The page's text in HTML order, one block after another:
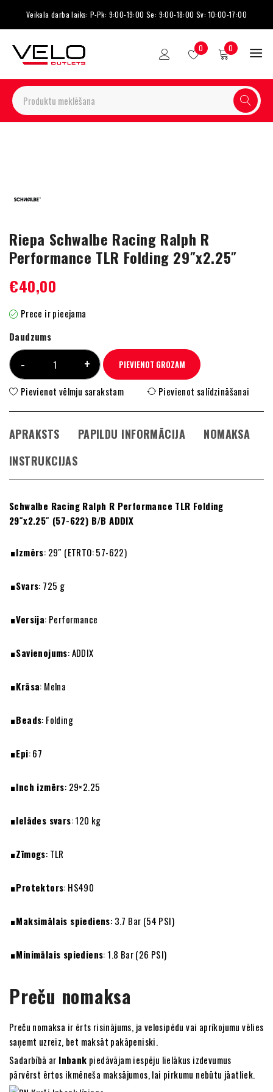
Veikala darba laiks: P-Pk: 9:00-19:00 Se: 9:00-18:00 Sv: 10:00-17:00
0 0
Riepa Schwalbe Racing Ralph R
Performance TLR Folding 29″x2.25″
€40,00
Prece ir pieejama
Daudzums
PIEVIENOT GROZAM
Pievienot vēlmju sarakstam Pievienot salīdzināšanai
APRAKSTS PAPILDU INFORMĀCIJA
NOMAKSA
INSTRUKCIJAS
Schwalbe Racing Ralph R Performance TLR Folding
29″x2.25″ (57-622) B/B ADDIX
Izmērs: 29″ (ETRTO: 57-622)
Svars: 725 g
Versija: Performance
Savienojums: ADDIX
Krāsa: Melna
Beads: Folding
Epi: 67
Inch izmērs: 29×2.25
Ielādes svars: 120 kg
Zīmogs: TLR
Protektors: HS490
Maksimālais spiediens: 3.7 Bar (54 PSI)
Minimālais spiediens: 1.8 Bar (26 PSI)
Preču nomaksa
Preču nomaksa ir ērts risinājums, ja velosipēdu vai aprīkojumu vēlies
saņemt uzreiz, bet maksāt pakāpeniski.
Sadarbībā ar Inbank piedāvājam iespēju lielākus izdevumus
pārvērst ērtos ikmēneša maksājumos, lai pirkumu nebūtu jāatliek.